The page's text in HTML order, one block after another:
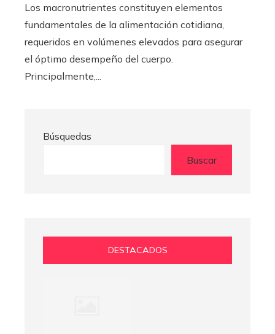
Los macronutrientes constituyen elementos
fundamentales de la alimentación cotidiana,
requeridos en volúmenes elevados para asegurar
el óptimo desempeño del cuerpo.
Principalmente,...
Búsquedas
Buscar
DESTACADOS